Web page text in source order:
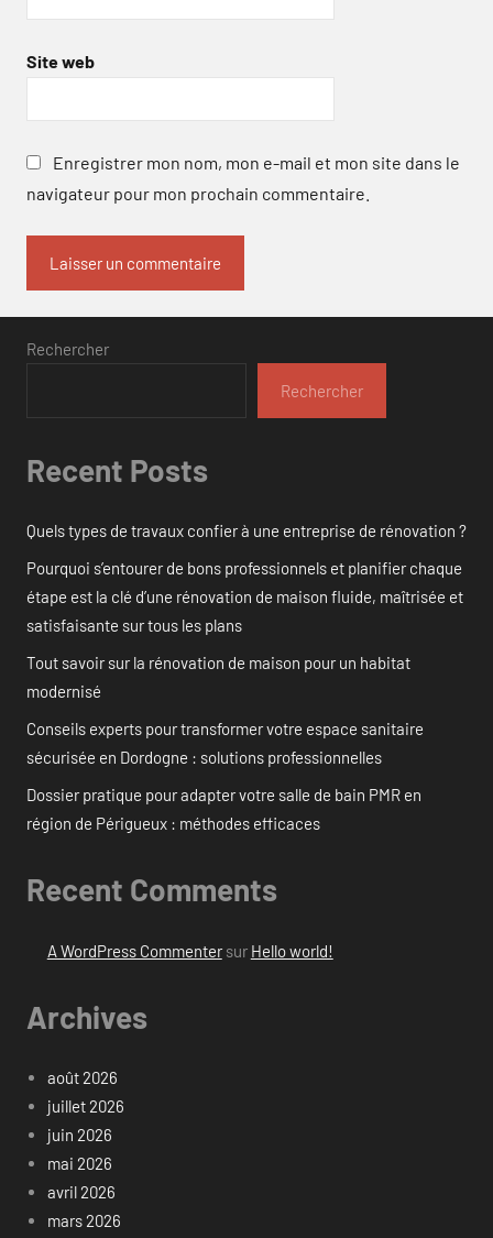
Site web
Enregistrer mon nom, mon e-mail et mon site dans le
navigateur pour mon prochain commentaire.
Rechercher
Rechercher
Recent Posts
Quels types de travaux confier à une entreprise de rénovation ?
Pourquoi s’entourer de bons professionnels et planifier chaque
étape est la clé d’une rénovation de maison fluide, maîtrisée et
satisfaisante sur tous les plans
Tout savoir sur la rénovation de maison pour un habitat
modernisé
Conseils experts pour transformer votre espace sanitaire
sécurisée en Dordogne : solutions professionnelles
Dossier pratique pour adapter votre salle de bain PMR en
région de Périgueux : méthodes efficaces
Recent Comments
A WordPress Commentersur Hello world!
Archives
août 2026
juillet 2026
juin 2026
mai 2026
avril 2026
mars 2026